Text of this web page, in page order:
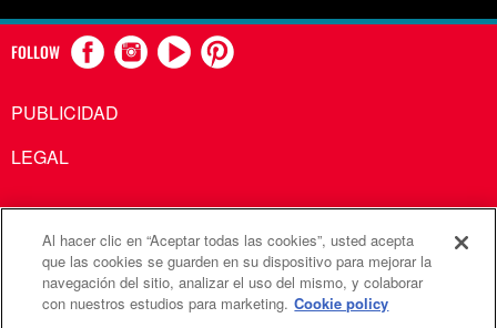
FOLLOW
PUBLICIDAD
LEGAL
Comunicaciones Metodistas Unidas es una agencia de la
Iglesia Metodista Unida
©2026Comunicaciones Metodistas Unidas. Reservados
Al hacer clic en “Aceptar todas las cookies”, usted acepta
que las cookies se guarden en su dispositivo para mejorar la
navegación del sitio, analizar el uso del mismo, y colaborar
con nuestros estudios para marketing. Cookie policy